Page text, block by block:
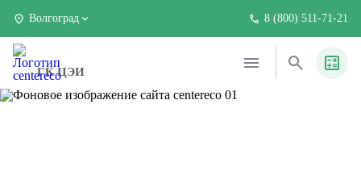
Волгоград 8 (800) 511-71-21
ГК ЦЭИ